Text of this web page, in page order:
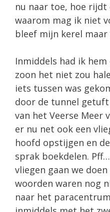
nu naar toe, hoe
waarom mag ik niet
bleef mijn kerel maar
Inmiddels had ik
zoon het niet zou
iets tussen was
door de tunnel
van het Veerse Meer
er nu net ook een
hoofd opstijgen en
sprak boekdelen.
vliegen gaan we
woorden waren nog
naar het